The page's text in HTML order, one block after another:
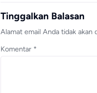
Tinggalkan Balasan
Alamat email Anda tidak akan
Komentar *